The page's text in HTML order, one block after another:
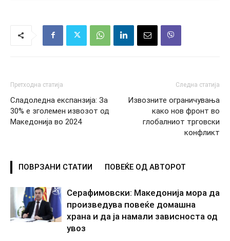
Претходна статија
Сладоледна експанзија: За
30% е зголемен извозот од
Македонија во 2024
Следна статија
Извозните ограничувања
како нов фронт во
глобалниот трговски
конфликт
ПОВРЗАНИ СТАТИИ ПОВЕЌЕ ОД АВТОРОТ
Серафимовски: Македонија мора да
произведува повеќе домашна
храна и да ја намали зависноста од
увоз